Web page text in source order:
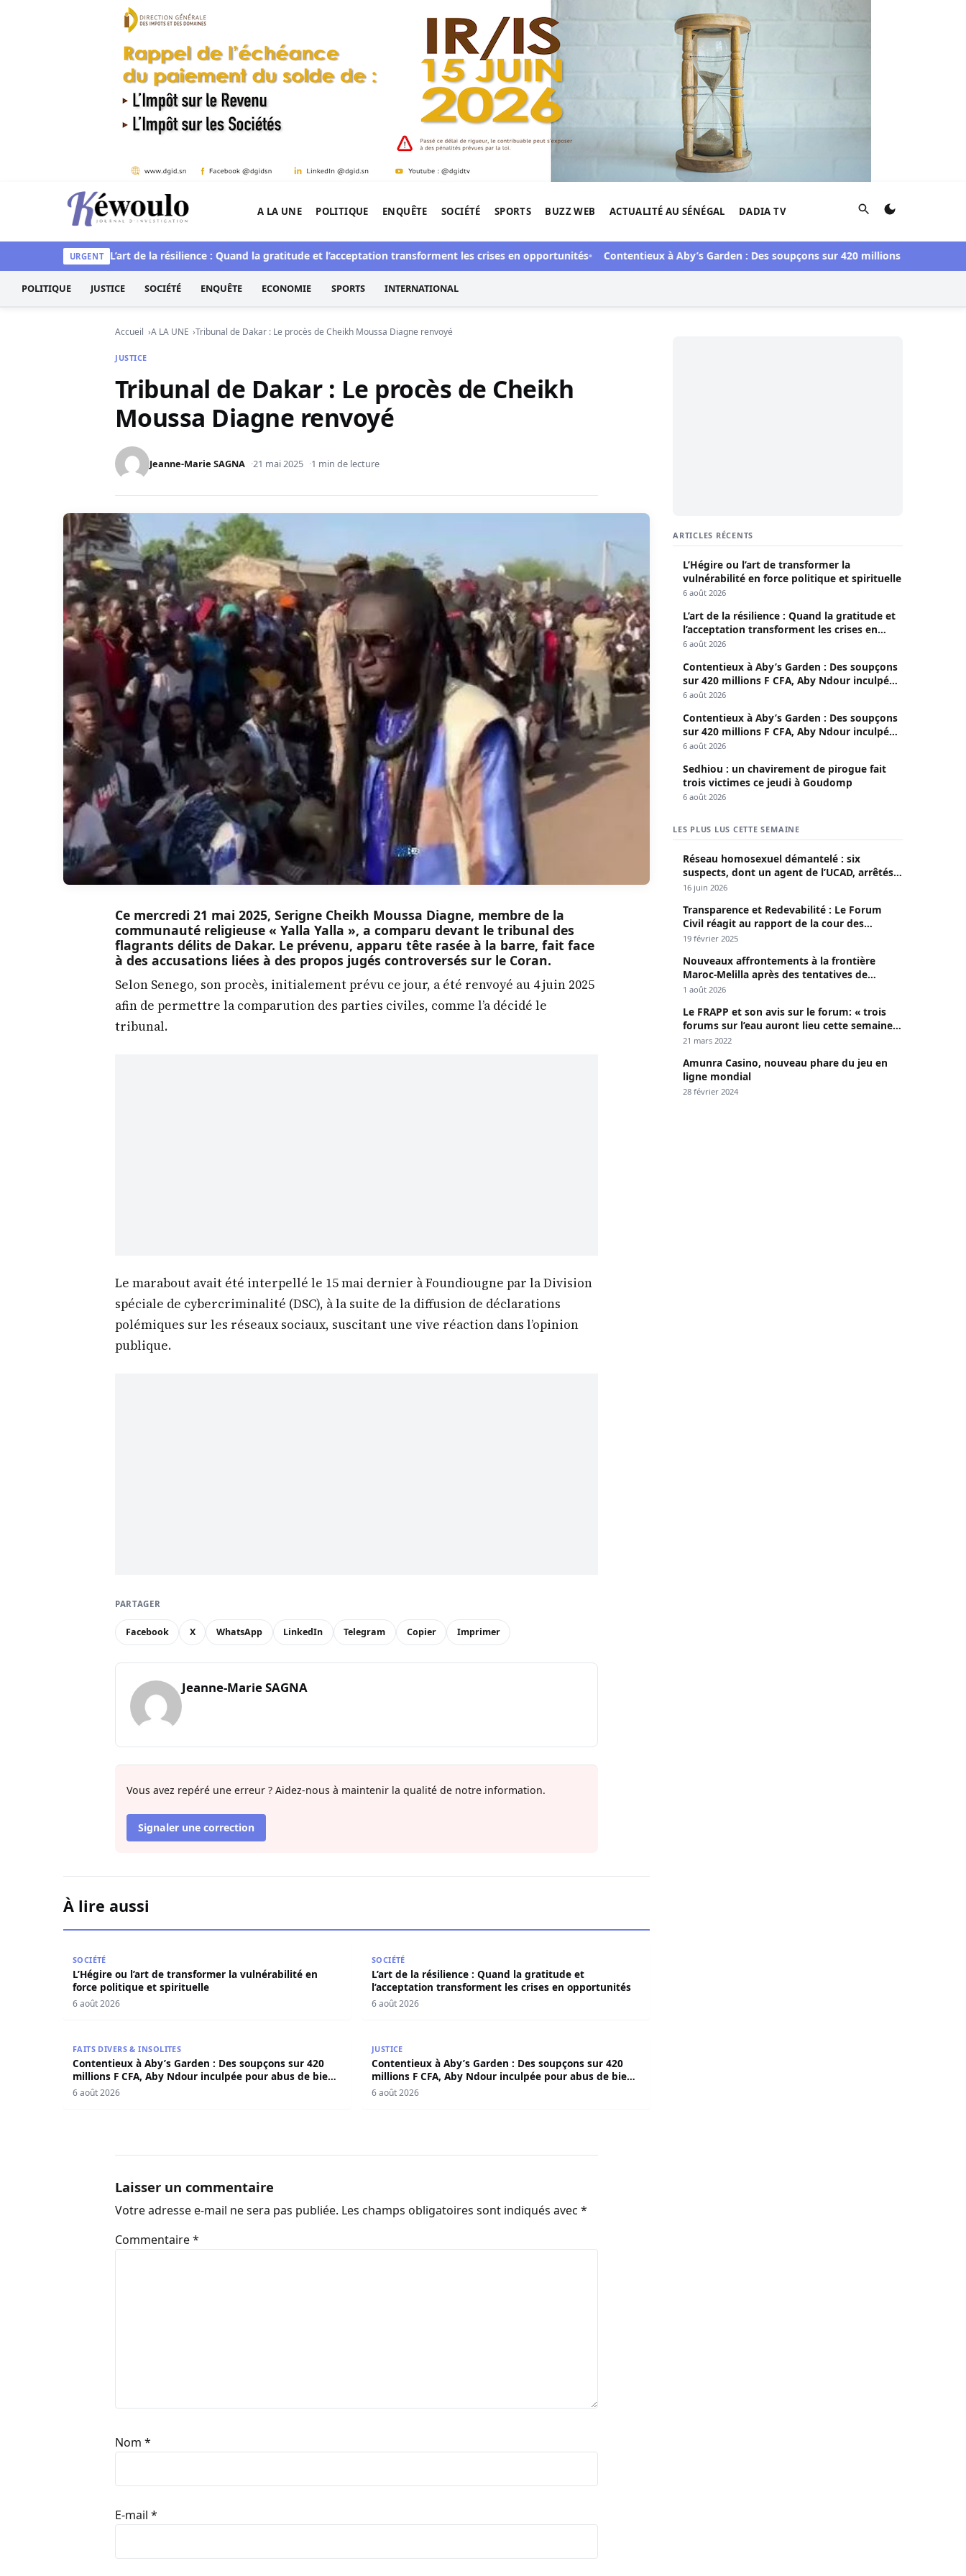
Aller au contenu
Kéwoulo, le premier site d'information et d'investigation de l'Afrique.
A LA UNE POLITIQUE ENQUÊTE SOCIÉTÉ SPORTS BUZZ WEB ACTUALITÉ AU SÉNÉGAL DADIA TV Rechercher
URGENT
L’art de la résilience : Quand la gratitude et l’acceptation transforment les crises en opportunités Contentieux à Aby’s Garden : Des soupçons sur 420 millions F CFA, Aby Ndour
POLITIQUE JUSTICE SOCIÉTÉ ENQUÊTE ECONOMIE SPORTS INTERNATIONAL
Accueil A LA UNE Tribunal de Dakar : Le procès de Cheikh Moussa Diagne renvoyé
JUSTICE
Tribunal de Dakar : Le procès de Cheikh
Moussa Diagne renvoyé
Jeanne-Marie SAGNA 21 mai 2025 1 min de lecture
Ce mercredi 21 mai 2025, Serigne Cheikh Moussa Diagne, membre de la
communauté religieuse « Yalla Yalla », a comparu devant le tribunal des
flagrants délits de Dakar. Le prévenu, apparu tête rasée à la barre, fait face
à des accusations liées à des propos jugés controversés sur le Coran.
Selon Senego, son procès, initialement prévu ce jour, a été renvoyé au 4 juin 2025
afin de permettre la comparution des parties civiles, comme l’a décidé le
tribunal.
Le marabout avait été interpellé le 15 mai dernier à Foundiougne par la Division
spéciale de cybercriminalité (DSC), à la suite de la diffusion de déclarations
polémiques sur les réseaux sociaux, suscitant une vive réaction dans l’opinion
publique.
PARTAGER
Facebook X WhatsApp LinkedIn Telegram Copier Imprimer
Jeanne-Marie SAGNA
Vous avez repéré une erreur ? Aidez-nous à maintenir la qualité de notre information.
Signaler une correction
À lire aussi
SOCIÉTÉ
L’Hégire ou l’art de transformer la vulnérabilité en
force politique et spirituelle
6 août 2026
SOCIÉTÉ
L’art de la résilience : Quand la gratitude et
l’acceptation transforment les crises en opportunités
6 août 2026
FAITS DIVERS & INSOLITES
Contentieux à Aby’s Garden : Des soupçons sur 420
millions F CFA, Aby Ndour inculpée pour abus de biens
sociaux
6 août 2026
JUSTICE
Contentieux à Aby’s Garden : Des soupçons sur 420
millions F CFA, Aby Ndour inculpée pour abus de biens
sociaux
6 août 2026
Laisser un commentaire
Votre adresse e-mail ne sera pas publiée. Les champs obligatoires sont indiqués avec *
Commentaire*
Nom *
E-mail *
ARTICLES RÉCENTS
L’Hégire ou l’art de transformer la
vulnérabilité en force politique et spirituelle
6 août 2026
L’art de la résilience : Quand la gratitude et
l’acceptation transforment les crises en
opportunités
6 août 2026
Contentieux à Aby’s Garden : Des soupçons
sur 420 millions F CFA, Aby Ndour inculpée
pour abus de biens sociaux
6 août 2026
Contentieux à Aby’s Garden : Des soupçons
sur 420 millions F CFA, Aby Ndour inculpée
pour abus de biens sociaux
6 août 2026
Sedhiou : un chavirement de pirogue fait
trois victimes ce jeudi à Goudomp
6 août 2026
LES PLUS LUS CETTE SEMAINE
Réseau homosexuel démantelé : six
suspects, dont un agent de l’UCAD, arrêtés à
Keur Massar ; l’un avoue avoir propagé le
16 juin 2026
Transparence et Redevabilité : Le Forum
Civil réagit au rapport de la cour des
comptes
19 février 2025
Nouveaux affrontements à la frontière
Maroc-Melilla après des tentatives de
passage
1 août 2026
Le FRAPP et son avis sur le forum: « trois
forums sur l’eau auront lieu cette semaine à
Dakar »
21 mars 2022
Amunra Casino, nouveau phare du jeu en
ligne mondial
28 février 2024